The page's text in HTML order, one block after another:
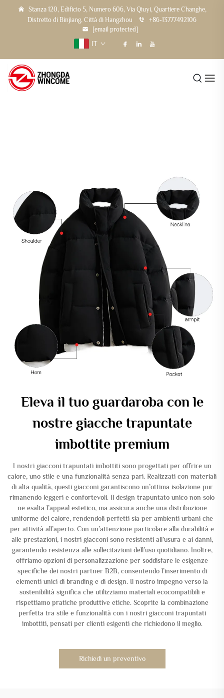
Stanza 120, Edificio 5, Numero 606, Via Qiuyi, Quartiere Changhe,
Distretto di Binjiang, Città di Hangzhou
+86-13777492106
[email protected]
IT
Eleva il tuo guardaroba con le
nostre giacche trapuntate
imbottite premium
I nostri giacconi trapuntati imbottiti sono progettati per offrire un
calore, uno stile e una funzionalità senza pari. Realizzati con materiali
di alta qualità, questi giacconi garantiscono un’ottima isolazione pur
rimanendo leggeri e confortevoli. Il design trapuntato unico non solo
ne esalta l’appeal estetico, ma assicura anche una distribuzione
uniforme del calore, rendendoli perfetti sia per ambienti urbani che
per attività all’aperto. Con un’attenzione particolare alla durabilità e
alle prestazioni, i nostri giacconi sono resistenti all’usura e ai danni,
garantendo resistenza alle sollecitazioni dell’uso quotidiano. Inoltre,
offriamo opzioni di personalizzazione per soddisfare le esigenze
specifiche dei nostri partner B2B, consentendo l’inserimento di
elementi unici di branding e di design. Il nostro impegno verso la
sostenibilità significa che utilizziamo materiali ecocompatibili e
rispettiamo pratiche produttive etiche. Scoprite la combinazione
perfetta tra stile e funzionalità con i nostri giacconi trapuntati
imbottiti, pensati per clienti esigenti che richiedono il meglio.
Richiedi un preventivo